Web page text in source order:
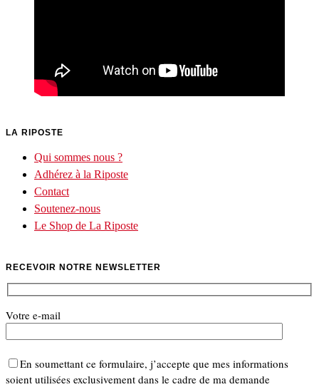
LA RIPOSTE
Qui sommes nous ?
Adhérez à la Riposte
Contact
Soutenez-nous
Le Shop de La Riposte
RECEVOIR NOTRE NEWSLETTER
Votre e-mail
En soumettant ce formulaire, j’accepte que mes informations
soient utilisées exclusivement dans le cadre de ma demande